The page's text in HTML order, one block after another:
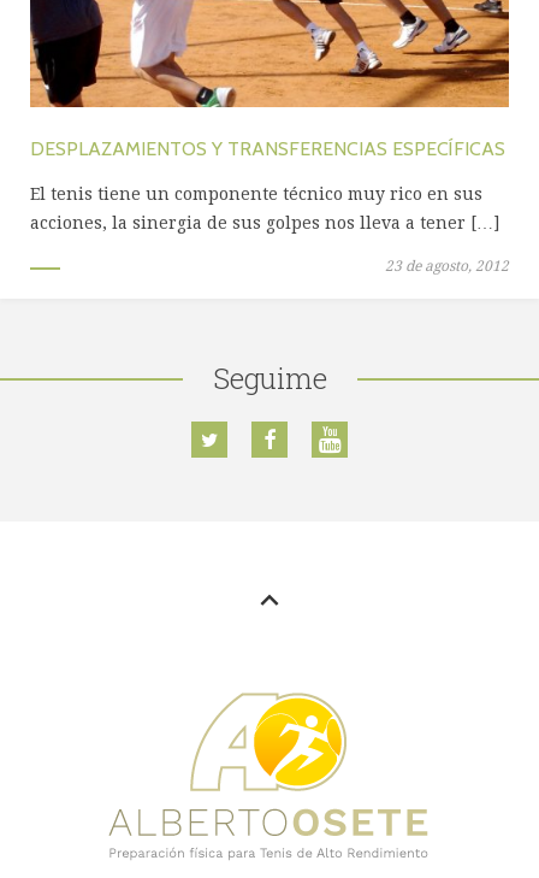
DESPLAZAMIENTOS Y TRANSFERENCIAS ESPECÍFICAS
El tenis tiene un componente técnico muy rico en sus
acciones, la sinergia de sus golpes nos lleva a tener […]
23 de agosto, 2012
Seguime